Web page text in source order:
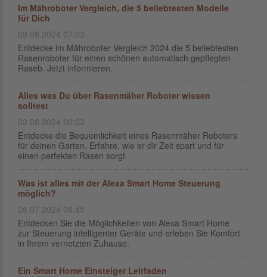
Im Mähroboter Vergleich, die 5 beliebtesten Modelle
für Dich
09.08.2024 07:03
Entdecke im Mähroboter Vergleich 2024 die 5 beliebtesten
Rasenroboter für einen schönen automatisch gepflegten
Raseb. Jetzt informieren.
Alles was Du über Rasenmäher Roboter wissen
solltest
02.08.2024 00:03
Entdecke die Bequemlichkeit eines Rasenmäher Roboters
für deinen Garten. Erfahre, wie er dir Zeit spart und für
einen perfekten Rasen sorgt
Was ist alles mit der Alexa Smart Home Steuerung
möglich?
26.07.2024 06:45
Entdecken Sie die Möglichkeiten von Alexa Smart Home
zur Steuerung intelligenter Geräte und erleben Sie Komfort
in Ihrem vernetzten Zuhause.
Ein Smart Home Einsteiger Leitfaden